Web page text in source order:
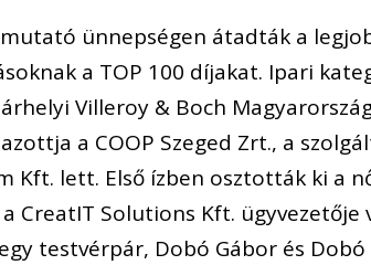
ünnepségen átadták a
a TOP 100 díjakat. Ipari
Villeroy & Boch
a COOP Szeged Zrt., a
Kft. lett. Első ízben osztották ki a
CreatIT Solutions Kft.
testvérpár, Dobó Gábor és